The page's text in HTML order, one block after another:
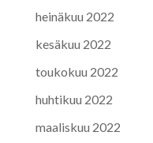
heinäkuu 2022
kesäkuu 2022
toukokuu 2022
huhtikuu 2022
maaliskuu 2022